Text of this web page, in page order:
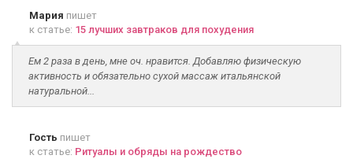
Мария пишет
к статье: 15 лучших завтраков для похудения
Ем 2 раза в день, мне оч. нравится. Добавляю физическую
активность и обязательно сухой массаж итальянской
натуральной...
Гость пишет
к статье: Ритуалы и обряды на рождество